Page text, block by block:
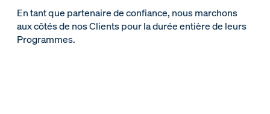
En tant que partenaire de confiance, nous marchons
aux côtés de nos Clients pour la durée entière de leurs
Programmes.